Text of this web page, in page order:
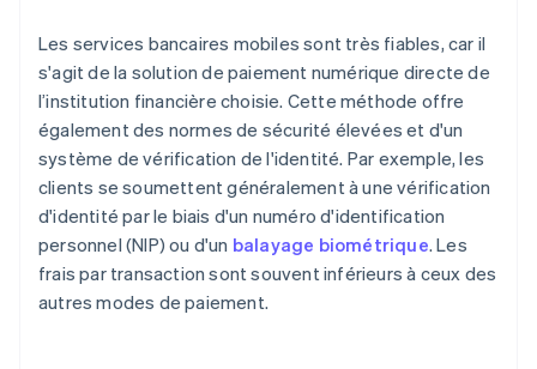
Les services bancaires mobiles sont très fiables, car il
s'agit de la solution de paiement numérique directe de
l’institution financière choisie. Cette méthode offre
également des normes de sécurité élevées et d'un
système de vérification de l'identité. Par exemple, les
clients se soumettent généralement à une vérification
d'identité par le biais d'un numéro d'identification
personnel (NIP) ou d'un balayage biométrique. Les
frais par transaction sont souvent inférieurs à ceux des
autres modes de paiement.